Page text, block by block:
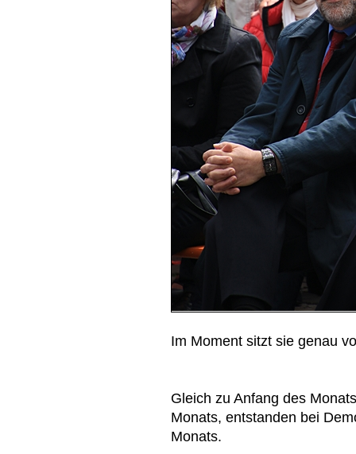
Im Moment sitzt sie genau
Gleich zu Anfang des
Monats, entstanden bei
Monats.